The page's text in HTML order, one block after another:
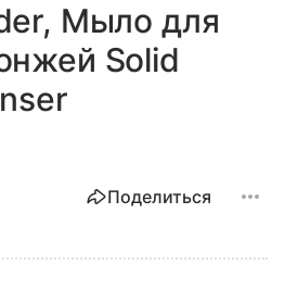
Мыло для
Solid
Поделиться